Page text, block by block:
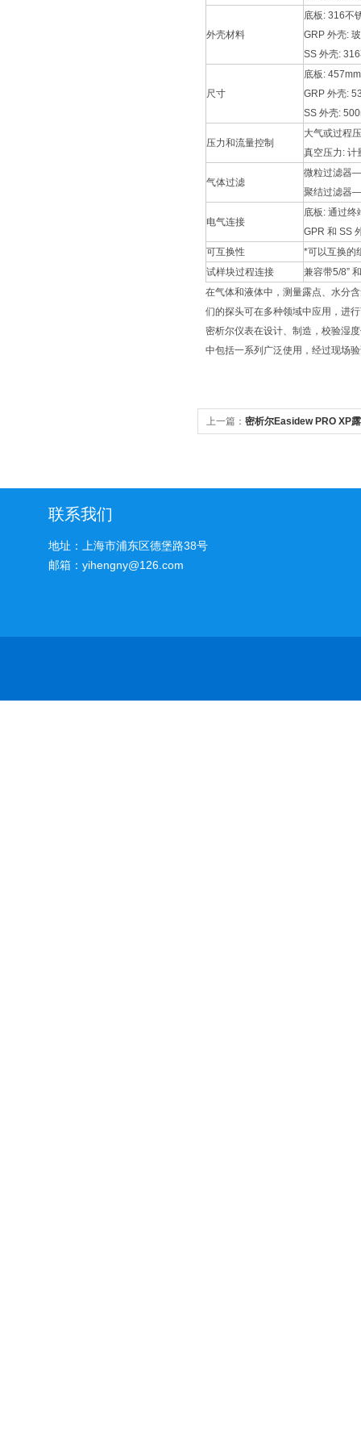
外壳材料
底板: 316不
GRP 外壳:
SS 外壳:
尺寸
底板:
GRP 外壳:
SS 外壳:
压力和流量控制
大气或过程
真空压力: 计
气体过滤
微粒过滤器
聚结过滤器
电气连接
底板: 通过终
GPR 和 SS
可互换性
*可以互换的
试样块过程连接
兼容带5/8”
在气体和液体中，测量露点、水分
们的探头可在多种领域中应用，进
密析尔仪表在设计、制造，校验湿
中包括一系列广泛使用，经过现场
上一篇： 密析尔Easidew PRO XP
联系我们
地址：上海市浦东区德堡路38号
邮箱：yihengny@126.com